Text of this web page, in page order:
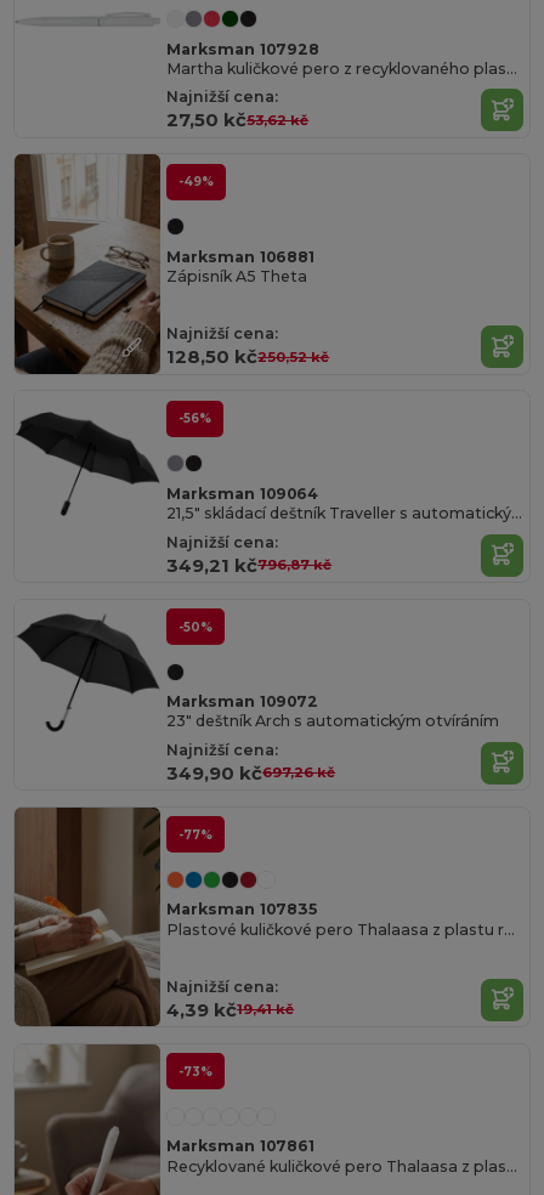
Marksman 107928
Martha kuličkové pero z recyklovaného plastu
Najnižší cena:
27,50 kč53,62 kč
-49%
Marksman 106881
Zápisník A5 Theta
Najnižší cena:
128,50 kč250,52 kč
-56%
Marksman 109064
21,5" skládací deštník Traveller s automatickým rozevíráním/skládáním
Najnižší cena:
349,21 kč796,87 kč
-50%
Marksman 109072
23" deštník Arch s automatickým otvíráním
Najnižší cena:
349,90 kč697,26 kč
-77%
Marksman 107835
Plastové kuličkové pero Thalaasa z plastu recyklovaného z oceánu
Najnižší cena:
4,39 kč19,41 kč
-73%
Marksman 107861
Recyklované kuličkové pero Thalaasa z plastu s vazbou na oceán